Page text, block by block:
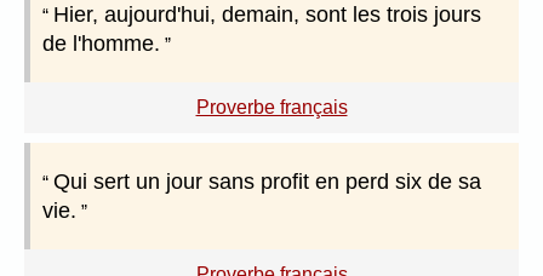
Hier, aujourd'hui, demain, sont les trois jours
de l'homme.
Proverbe français
Qui sert un jour sans profit en perd six de sa
vie.